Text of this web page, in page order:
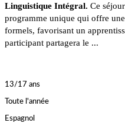
Linguistique Intégral. Ce
programme unique qui offre
formels, favorisant un
participant partagera le ...
13/17 ans
Toute l'année
Espagnol